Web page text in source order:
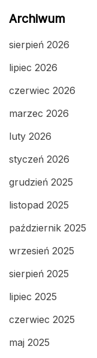
Archiwum
sierpień 2026
lipiec 2026
czerwiec 2026
marzec 2026
luty 2026
styczeń 2026
grudzień 2025
listopad 2025
październik 2025
wrzesień 2025
sierpień 2025
lipiec 2025
czerwiec 2025
maj 2025